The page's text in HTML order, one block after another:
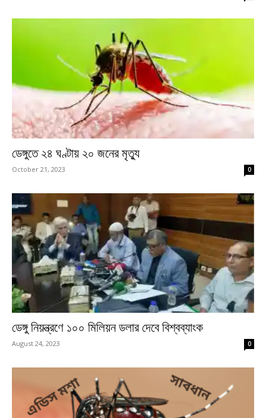
ডেঙ্গুতে ২৪ ঘণ্টায় ২০ জনের মৃত্যু
October 21, 2023 0
ডেঙ্গু নিয়ন্ত্রণে ১০০ মিলিয়ন ডলার দেবে বিশ্বব্যাংক
August 24, 2023 0